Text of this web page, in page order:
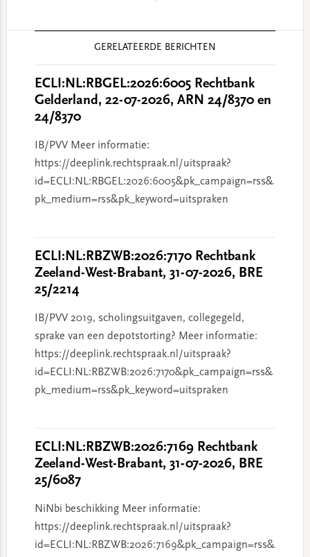
GERELATEERDE BERICHTEN
ECLI:NL:RBGEL:2026:6005 Rechtbank
Gelderland, 22-07-2026, ARN 24/8370 en
24/8370
IB/PVV Meer informatie:
https://deeplink.rechtspraak.nl/uitspraak?
id=ECLI:NL:RBGEL:2026:6005&pk_campaign=rss&
pk_medium=rss&pk_keyword=uitspraken
ECLI:NL:RBZWB:2026:7170 Rechtbank
Zeeland-West-Brabant, 31-07-2026, BRE
25/2214
IB/PVV 2019, scholingsuitgaven, collegegeld,
sprake van een depotstorting? Meer informatie:
https://deeplink.rechtspraak.nl/uitspraak?
id=ECLI:NL:RBZWB:2026:7170&pk_campaign=rss&
pk_medium=rss&pk_keyword=uitspraken
ECLI:NL:RBZWB:2026:7169 Rechtbank
Zeeland-West-Brabant, 31-07-2026, BRE
25/6087
NiNbi beschikking Meer informatie:
https://deeplink.rechtspraak.nl/uitspraak?
id=ECLI:NL:RBZWB:2026:7169&pk_campaign=rss&